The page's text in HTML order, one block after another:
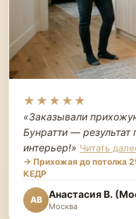
★★★★★
«Заказывали
Бунратти —
интерьер!» Читать
→ Прихожая до потолка
КЕДР
АВ Анастасия В.
Москва